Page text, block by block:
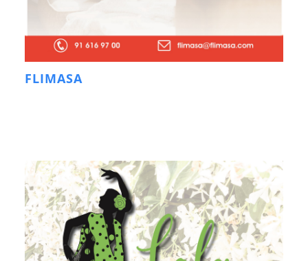
FLIMASA